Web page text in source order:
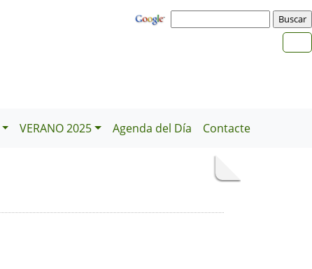
VERANO 2025 Agenda del Día Contacte